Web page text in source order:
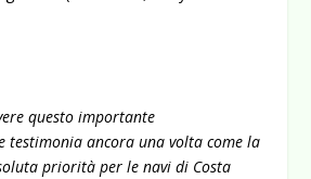
questo importante
testimonia ancora una volta come la
priorità per le navi di Costa